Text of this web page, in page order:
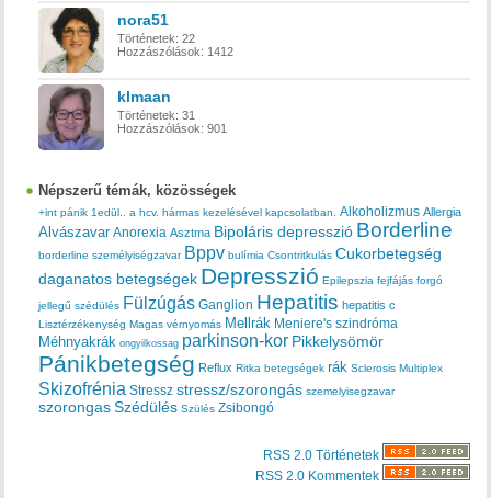
nora51
Történetek: 22
Hozzászólások: 1412
klmaan
Történetek: 31
Hozzászólások: 901
Népszerű témák, közösségek
+int pánik 1edül.. a hcv. hármas kezelésével kapcsolatban. Alkoholizmus Allergia
Alvászavar Anorexia Asztma Bipoláris depresszió Borderline
borderline személyiségzavar Bppv bulímia Csontritkulás Cukorbetegség
daganatos betegségek Depresszió Epilepszia fejfájás forgó
jellegű szédülés Fülzúgás Ganglion Hepatitis hepatitis c
Lisztérzékenység Magas vérnyomás Mellrák Meniere's szindróma
Méhnyakrák ongyilkossag parkinson-kor Pikkelysömör
Pánikbetegség Reflux Ritka betegségek rák Sclerosis Multiplex
Skizofrénia Stressz stressz/szorongás szemelyisegzavar
szorongas Szédülés Szülés Zsibongó
RSS 2.0 Történetek
RSS 2.0 Kommentek